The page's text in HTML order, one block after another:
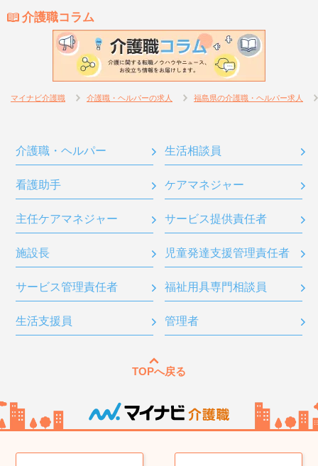
介護職コラム
マイナビ介護職 介護職・ヘルパーの求人 福島県の介護職・ヘルパー求人
介護職・ヘルパー 生活相談員
看護助手 ケアマネジャー
主任ケアマネジャー サービス提供責任者
施設長 児童発達支援管理責任者
サービス管理責任者 福祉用具専門相談員
生活支援員 管理者
TOPへ戻る